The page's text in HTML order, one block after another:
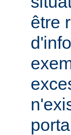
être